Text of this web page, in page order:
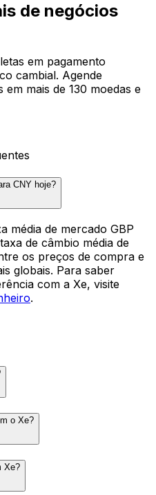
de negócios
em pagamento
cambial. Agende
mais de 130 moedas e
CNY hoje?
média de mercado GBP
de câmbio média de
os preços de compra e
globais. Para saber
com a Xe, visite
.
o Xe?
Xe?